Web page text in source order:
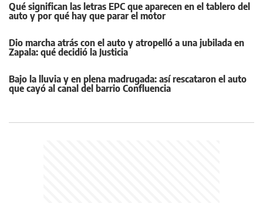
Qué significan las letras EPC que aparecen en el tablero del
auto y por qué hay que parar el motor
Dio marcha atrás con el auto y atropelló a una jubilada en
Zapala: qué decidió la Justicia
Bajo la lluvia y en plena madrugada: así rescataron el auto
que cayó al canal del barrio Confluencia